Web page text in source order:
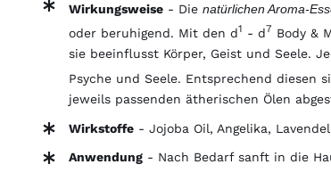
Wirkungsweise- Die natürlichen Aroma-
oder beruhigend. Mit den d1 - d7 Body &
sie beeinflusst Körper, Geist und Seele.
Psyche und Seele. Entsprechend diesen
jeweils passenden ätherischen Ölen
Wirkstoffe- Jojoba Oil, Angelika,
Anwendung- Nach Bedarf sanft in die